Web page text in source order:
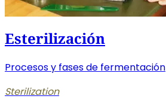
Esterilización
Procesos y fases de fermentación
Sterilization